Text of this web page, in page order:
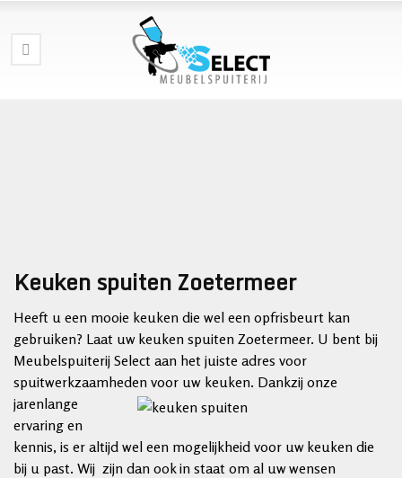
Keuken spuiten Zoetermeer
Heeft u een mooie keuken die wel een opfrisbeurt kan
gebruiken? Laat uw keuken spuiten Zoetermeer. U bent bij
Meubelspuiterij Select aan het juiste adres voor
spuitwerkzaamheden voor uw keuken. Dankzij onze
jarenlange
ervaring en
kennis, is er altijd wel een mogelijkheid voor uw keuken die
bij u past. Wij zijn dan ook in staat om al uw wensen